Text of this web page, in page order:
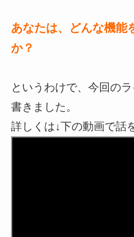
あなたは、どんな機能
か？
というわけで、今回の
書きました。
詳しくは↓下の動画で話